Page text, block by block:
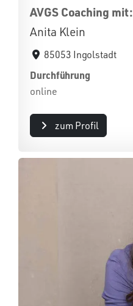
AVGS Coaching mit:
Anita Klein
85053 Ingolstadt
Durchführung
online
zum Profil